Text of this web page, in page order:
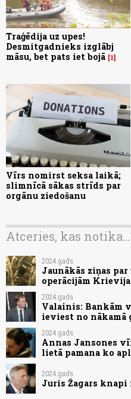
Traģēdija uz upes!
Desmitgadnieks izglābj
māsu, bet pats iet bojā 1
Vīrs nomirst seksa laikā;
slimnīcā sākas strīds par
orgānu ziedošanu
Atceries, kas
2024.gads
Jaunākās ziņas
operācijām
2024.gads
Valainis: Bankām
ieviest no nākamā
2024.gads
Annas Jansones
lietā pamana ko
2024.gads
Juris Žagars knapi